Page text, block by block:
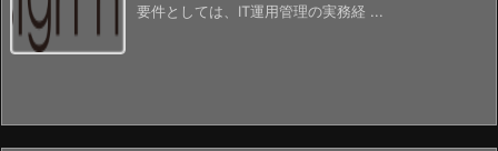
要件としては、IT運用管理の実務経 ...